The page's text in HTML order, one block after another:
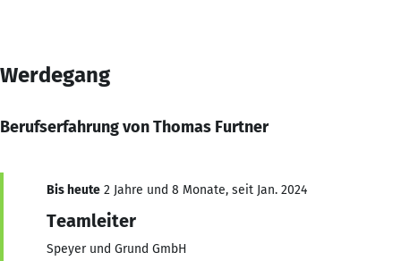
Werdegang
Berufserfahrung von Thomas Furtner
Bis heute 2 Jahre und 8 Monate, seit Jan. 2024
Teamleiter
Speyer und Grund GmbH